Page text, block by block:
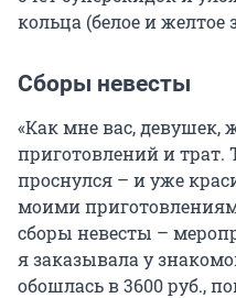
кольца (белое и желтое
Сборы невесты
«Как мне вас, девушек,
приготовлений и трат.
проснулся – и уже
моими
сборы невесты –
я заказывала у
обошлась в 3600 руб.,